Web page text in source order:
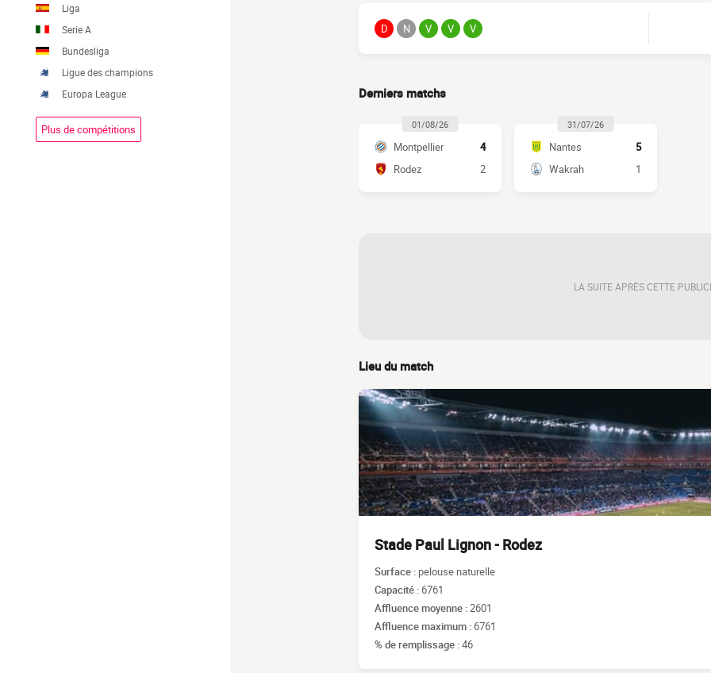
Liga
Serie A
Bundesliga
Ligue des champions
Europa League
Plus de compétitions
D N V V V
Derniers matchs
01/08/26
Montpellier
4
Rodez
2
31/07/26
Nantes
5
Wakrah
1
LA SUITE APRÈS CETTE
Lieu du match
Stade Paul Lignon - Rodez
Surface : pelouse naturelle
Capacité :6761
Affluence moyenne :2601
Affluence maximum :6761
% de remplissage :46